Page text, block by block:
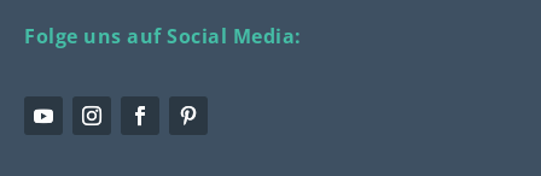
Folge uns auf Social Media: